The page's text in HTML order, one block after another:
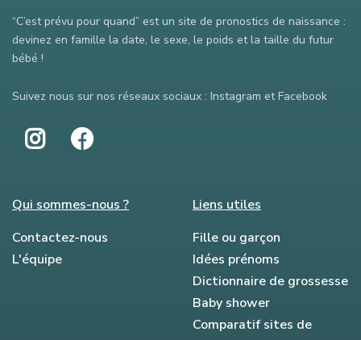
“C’est prévu pour quand” est un site de pronostics de naissance :
devinez en famille la date, le sexe, le poids et la taille du futur
bébé !
Suivez nous sur nos réseaux sociaux : Instagram et Facebook
Qui sommes-nous ?
Contactez-nous
L'équipe
Liens utiles
Fille ou garçon
Idées prénoms
Dictionnaire de grossesse
Baby shower
Comparatif sites de